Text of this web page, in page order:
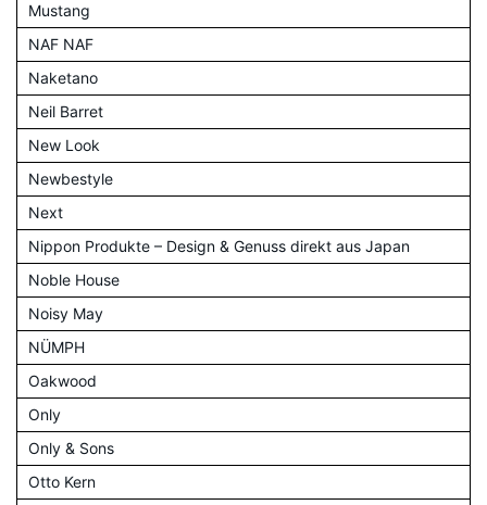
Mustang
NAF NAF
Naketano
Neil Barret
New Look
Newbestyle
Next
Nippon Produkte – Design & Genuss direkt aus Japan
Noble House
Noisy May
NÜMPH
Oakwood
Only
Only & Sons
Otto Kern